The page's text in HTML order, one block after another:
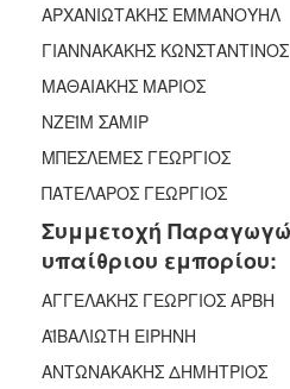
ΑΡΧΑΝΙΩΤΑΚΗΣ ΕΜΜΑΝΟΥΗΛ
ΓΙΑΝΝΑΚΑΚΗΣ ΚΩΝΣΤΑΝΤΙΝΟΣ
ΜΑΘΑΙΑΚΗΣ ΜΑΡΙΟΣ
ΝΖΕΪΜ ΣΑΜΙΡ
ΜΠΕΣΛΕΜΕΣ ΓΕΩΡΓΙΟΣ
ΠΑΤΕΛΑΡΟΣ ΓΕΩΡΓΙΟΣ
Συμμετοχή
υπαίθριου εμπορίου:
ΑΓΓΕΛΑΚΗΣ ΓΕΩΡΓΙΟΣ ΑΡΒΗ
ΑΪΒΑΛΙΩΤΗ ΕΙΡΗΝΗ
ΑΝΤΩΝΑΚΑΚΗΣ ΔΗΜΗΤΡΙΟΣ